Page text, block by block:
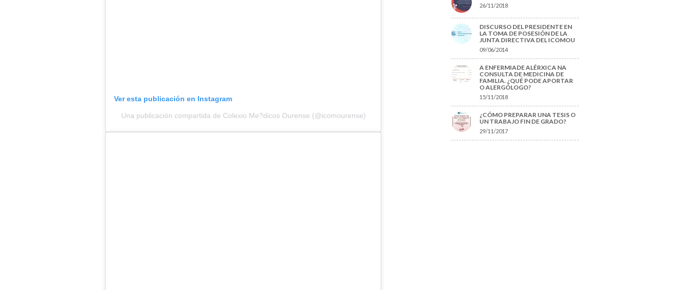
Ver esta publicación en Instagram
Una publicación compartida de Colexio Me?dicos Ourense (@icomourense)
26/11/2018
DISCURSO DEL PRESIDENTE EN
LA TOMA DE POSESIÓN DE LA
JUNTA DIRECTIVA DEL ICOMOU
09/06/2014
A ENFERMIADE ALÉRXICA NA
CONSULTA DE MEDICINA DE
FAMILIA. ¿QUÉ PODE APORTAR
O ALERGÓLOGO?
15/11/2018
¿CÓMO PREPARAR UNA TESIS O
UN TRABAJO FIN DE GRADO?
29/11/2017